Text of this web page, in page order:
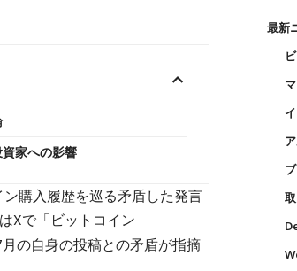
家への影響
購入履歴を巡る矛盾した発言
Xで「ビットコイン
の自身の投稿との矛盾が指摘
最新